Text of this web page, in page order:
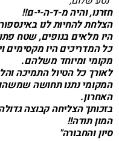
חזרנו, והיה מ-ד-ה-י-ם!!
הצלחת להחיות לנו
היו מלאים בנופים, שטח
כל המדריכים היו מקסימים
מקומי ומיוחד משלהם.
לאורך כל הטיול התמיכה
המקומי נתנו תחושה
האחרון.
בזכותך הצליחה קבוצה
המון תודה!!
סיון והחבורה"